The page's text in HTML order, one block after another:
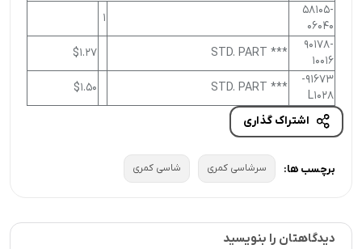
58105-
06040
1
90178-
10016
*** STD. PART
$1.27
91673-
L1028
*** STD. PART
$1.50
اشتراک گذاری
برچسب ها: سرشاسی کمری شاسی کمری
دیدگاهتان را بنویسید